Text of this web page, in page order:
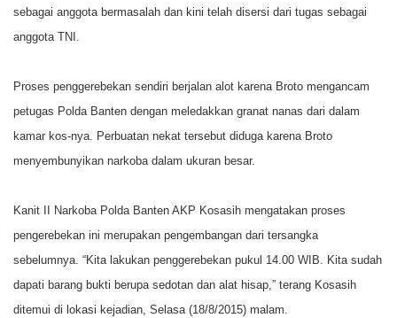
sebagai anggota bermasalah dan kini telah disersi dari tugas sebagai
anggota TNI.
Proses penggerebekan sendiri berjalan alot karena Broto mengancam
petugas Polda Banten dengan meledakkan granat nanas dari dalam
kamar kos-nya. Perbuatan nekat tersebut diduga karena Broto
menyembunyikan narkoba dalam ukuran besar.
Kanit II Narkoba Polda Banten AKP Kosasih mengatakan proses
pengerebekan ini merupakan pengembangan dari tersangka
sebelumnya. “Kita lakukan penggerebekan pukul 14.00 WIB. Kita sudah
dapati barang bukti berupa sedotan dan alat hisap,” terang Kosasih
ditemui di lokasi kejadian, Selasa (18/8/2015) malam.